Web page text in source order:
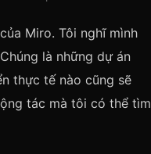
Miro. Tôi nghĩ mình
là những dự án
thực tế nào cũng sẽ
tác mà tôi có thể tìm